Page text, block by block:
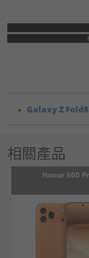
Galaxy Z Fold8
相關產品
Honor 600